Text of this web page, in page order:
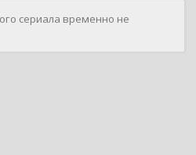
сериала временно не